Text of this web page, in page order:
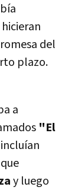
del
plazo.
a
"El
y luego